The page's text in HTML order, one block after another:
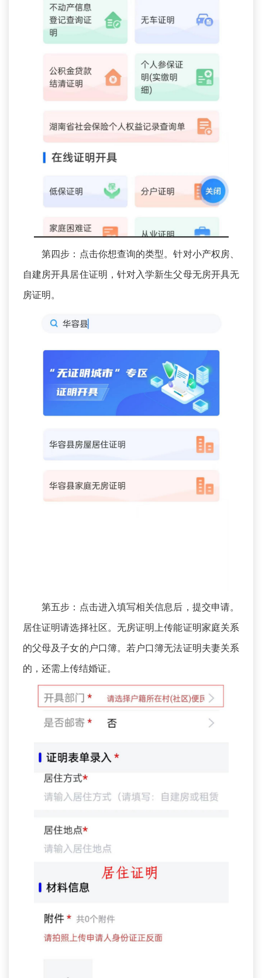
第四步：点击你想查询的类型。针对小产权房、
自建房开具居住证明，针对入学新生父母无房开具无
房证明。
第五步：点击进入填写相关信息后，提交申请。
居住证明请选择社区。无房证明上传能证明家庭关系
的父母及子女的户口簿。若户口簿无法证明夫妻关系
的，还需上传结婚证。